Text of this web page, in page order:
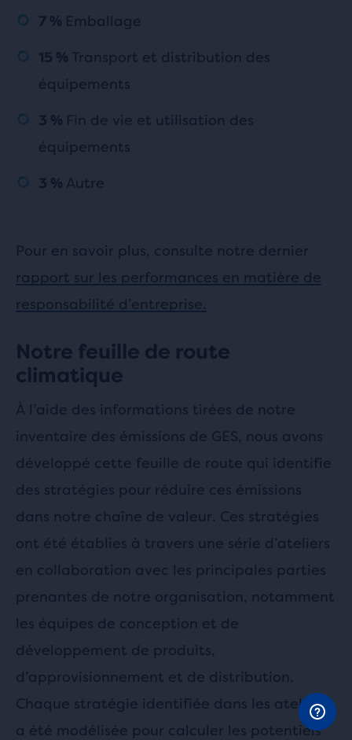
7 % Emballage
15 % Transport et distribution des
équipements
3 % Fin de vie et utilisation des
équipements
3 % Autre
Pour en savoir plus, consulte notre dernier
rapport sur les performances en matière de
responsabilité d’entreprise.
Notre feuille de route
climatique
À l’aide des informations tirées de notre
inventaire des émissions de GES, nous avons
développé cette feuille de route qui identifie
des stratégies pour réduire ces émissions
dans notre chaîne de valeur. Ces stratégies
ont été établies à travers une série d’ateliers
en collaboration avec les principales parties
prenantes de notre organisation, notamment
les équipes de conception et de
développement de produits,
d’approvisionnement et de distribution.
Chaque stratégie identifiée dans les ateliers
a été modélisée pour calculer les potentiels